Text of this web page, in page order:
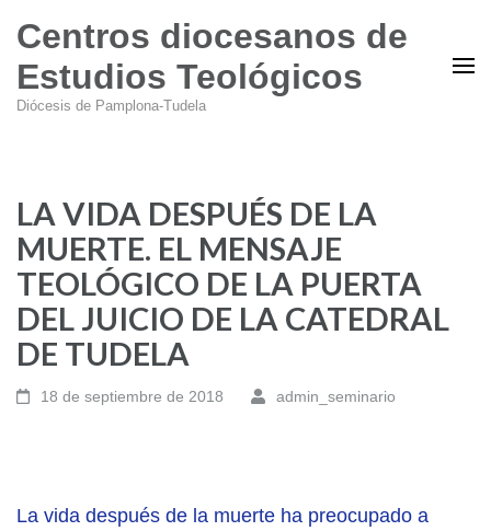
Centros diocesanos de
Estudios Teológicos
Diócesis de Pamplona-Tudela
LA VIDA DESPUÉS DE LA
MUERTE. EL MENSAJE
TEOLÓGICO DE LA PUERTA
DEL JUICIO DE LA CATEDRAL
DE TUDELA
18 de septiembre de 2018 admin_seminario
La vida después de la muerte ha preocupado a